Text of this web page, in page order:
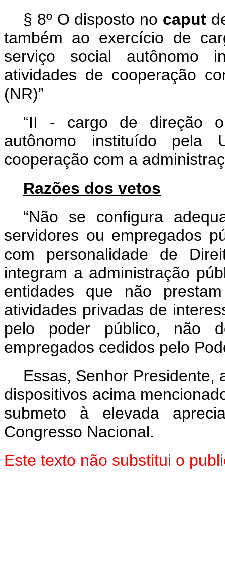
§ 8º O disposto no caput
também ao exercício de
serviço social autônomo
atividades de cooperação
(NR)”
“II - cargo de direção
autônomo instituído pela
cooperação com a
Razões dos vetos
“Não se configura
servidores ou empregados
com personalidade de
integram a administração
entidades que não
atividades privadas de
pelo poder público, não
empregados cedidos pelo
Essas, Senhor Presidente,
dispositivos acima
submeto à elevada
Congresso Nacional.
Este texto não substitui o